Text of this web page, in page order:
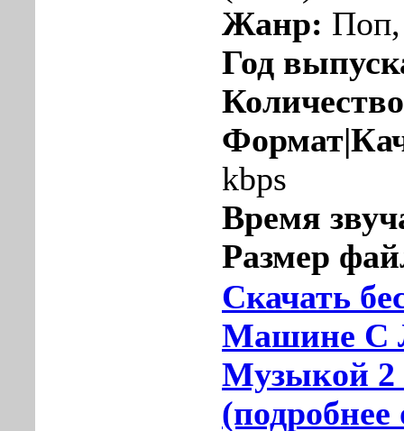
Жанр: Поп,
Год
kbps
Время
Размер
Скачать
Машине С
Музыкой 2
(подробнее